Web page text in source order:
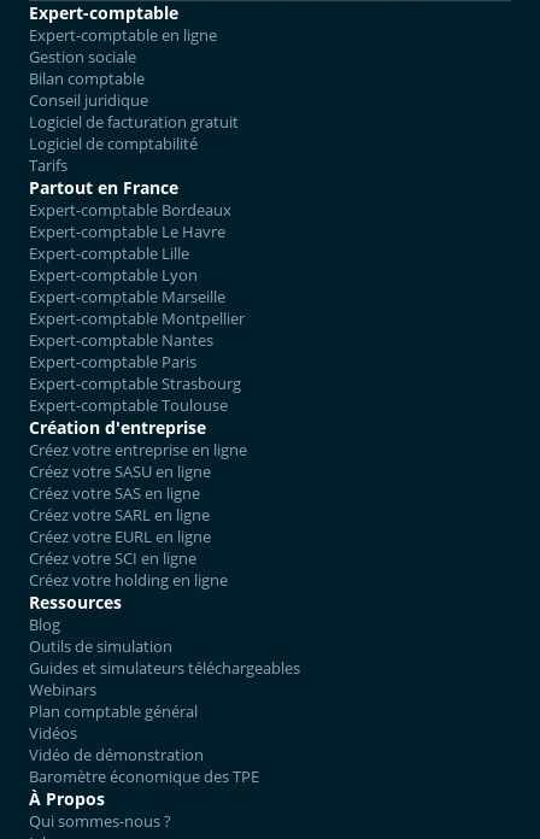
Expert-comptable
Expert-comptable en ligne
Gestion sociale
Bilan comptable
Conseil juridique
Logiciel de facturation gratuit
Logiciel de comptabilité
Tarifs
Partout en France
Expert-comptable Bordeaux
Expert-comptable Le Havre
Expert-comptable Lille
Expert-comptable Lyon
Expert-comptable Marseille
Expert-comptable Montpellier
Expert-comptable Nantes
Expert-comptable Paris
Expert-comptable Strasbourg
Expert-comptable Toulouse
Création d'entreprise
Créez votre entreprise en ligne
Créez votre SASU en ligne
Créez votre SAS en ligne
Créez votre SARL en ligne
Créez votre EURL en ligne
Créez votre SCI en ligne
Créez votre holding en ligne
Ressources
Blog
Outils de simulation
Guides et simulateurs téléchargeables
Webinars
Plan comptable général
Vidéos
Vidéo de démonstration
Baromètre économique des TPE
À Propos
Qui sommes-nous ?